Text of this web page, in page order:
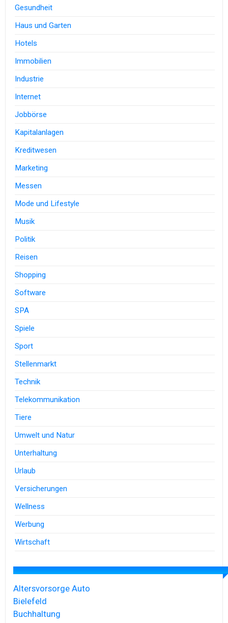
Gesundheit
Haus und Garten
Hotels
Immobilien
Industrie
Internet
Jobbörse
Kapitalanlagen
Kreditwesen
Marketing
Messen
Mode und Lifestyle
Musik
Politik
Reisen
Shopping
Software
SPA
Spiele
Sport
Stellenmarkt
Technik
Telekommunikation
Tiere
Umwelt und Natur
Unterhaltung
Urlaub
Versicherungen
Wellness
Werbung
Wirtschaft
Altersvorsorge Auto
Bielefeld
Buchhaltung